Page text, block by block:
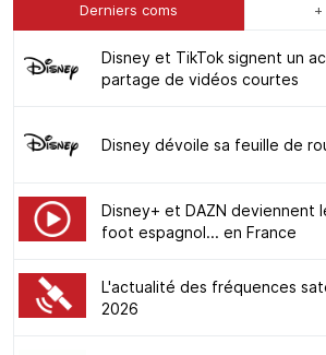
Derniers coms
Disney et TikTok signent un
partage de vidéos courtes
Disney dévoile sa feuille de
Disney+ et DAZN deviennent
foot espagnol... en France
L'actualité des fréquences
2026